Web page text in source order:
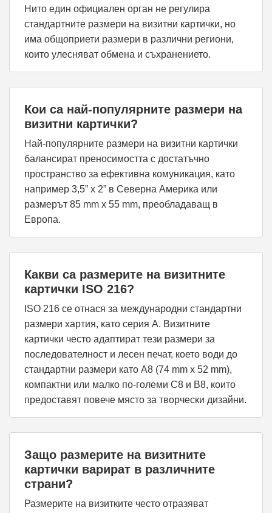
Нито един официален орган не регулира
стандартните размери на визитни картички, но
има общоприети размери в различни региони,
които улесняват обмена и съхранението.
Кои са най-популярните размери на
визитни картички?
Най-популярните размери на визитни картички
балансират преносимостта с достатъчно
пространство за ефективна комуникация, като
например 3,5” x 2” в Северна Америка или
размерът 85 mm x 55 mm, преобладаващ в
Европа.
Какви са размерите на визитните
картички ISO 216?
ISO 216 се отнася за международни стандартни
размери хартия, като серия A. Визитните
картички често адаптират тези размери за
последователност и лесен печат, което води до
стандартни размери като A8 (74 mm x 52 mm),
компактни или малко по-големи C8 и B8, които
предоставят повече място за творчески дизайни.
Защо размерите на визитните
картички варират в различните
страни?
Размерите на визитките често отразяват